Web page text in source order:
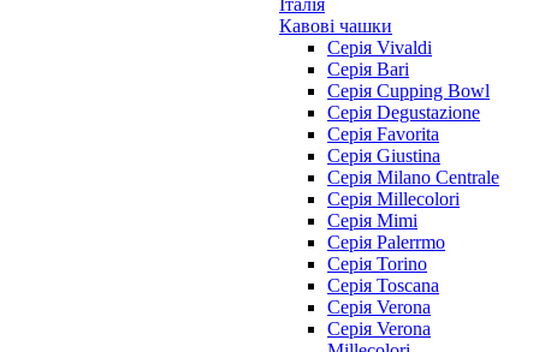
Кавові чашки
Cерія Vivaldi
Серія Bari
Серія Cupping Bowl
Серія Degustazione
Серія Favorita
Серія Giustina
Серія Milano Centrale
Серія Millecolori
Серія Mimi
Серія Palerrmo
Серія Torino
Серія Toscana
Серія Verona
Серія Verona